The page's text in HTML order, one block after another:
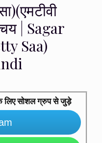
| Sagar
Saa)
लिए सोशल ग्रुप से जुड़े